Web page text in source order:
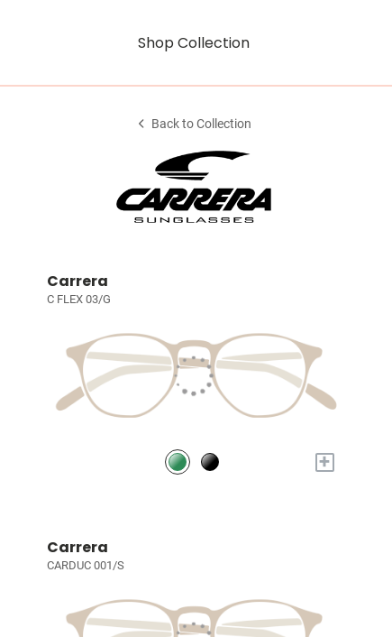
Shop Collection
Back to Collection
Carrera
C FLEX 03/G
+
Carrera
CARDUC 001/S